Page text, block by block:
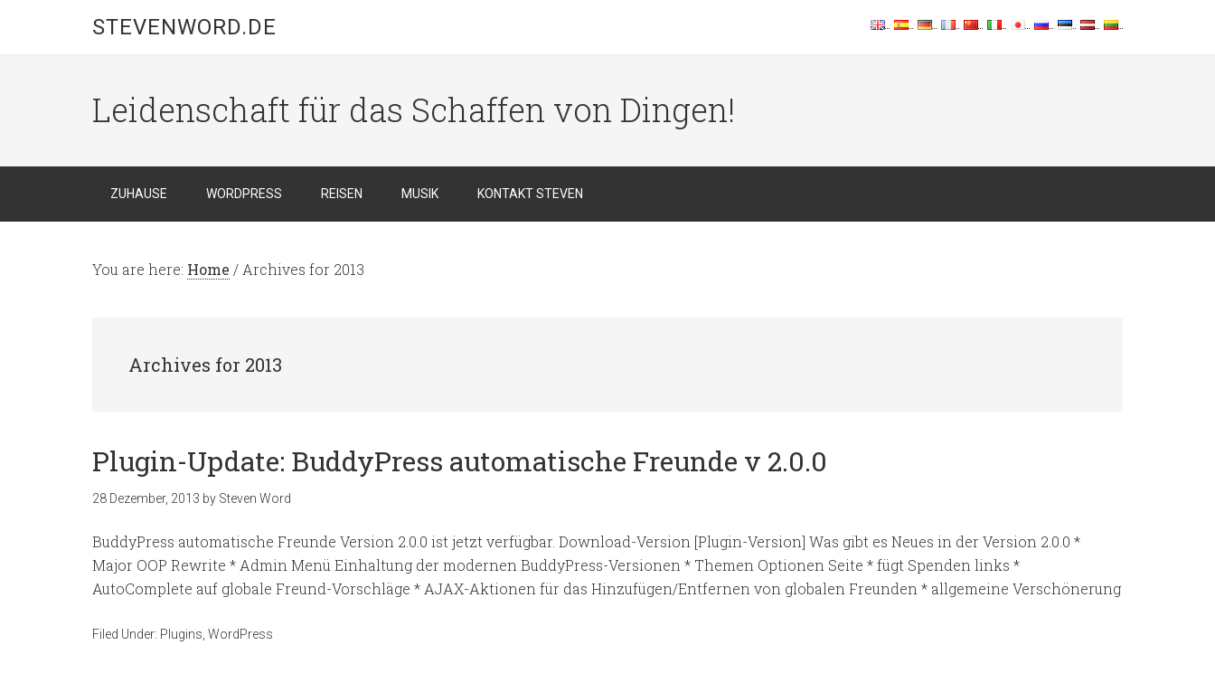
STEVENWORD.DE
Leidenschaft für das Schaffen von Dingen!
ZUHAUSE WORDPRESS REISEN MUSIK KONTAKT STEVEN
You are here: Home / Archives for 2013
Archives for 2013
Plugin-Update: BuddyPress automatische Freunde v 2.0.0
28 Dezember, 2013 by Steven Word
BuddyPress automatische Freunde Version 2.0.0 ist jetzt verfügbar. Download-Version [Plugin-Version] Was gibt es Neues in der Version 2.0.0 *
Major OOP Rewrite * Admin Menü Einhaltung der modernen BuddyPress-Versionen * Themen Optionen Seite * fügt Spenden links *
AutoComplete auf globale Freund-Vorschläge * AJAX-Aktionen für das Hinzufügen/Entfernen von globalen Freunden * allgemeine Verschönerung
Filed Under: Plugins WordPress